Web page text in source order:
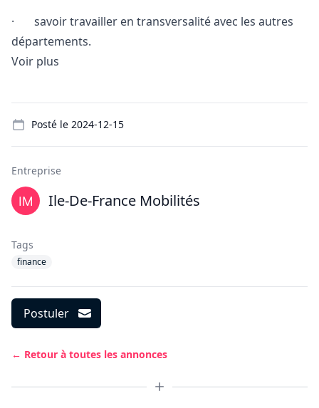
· savoir travailler en transversalité avec les autres
départements.
Voir plus
Posté le 2024-12-15
Entreprise
Ile-De-France Mobilités
Tags
finance
Postuler
← Retour à toutes les annonces